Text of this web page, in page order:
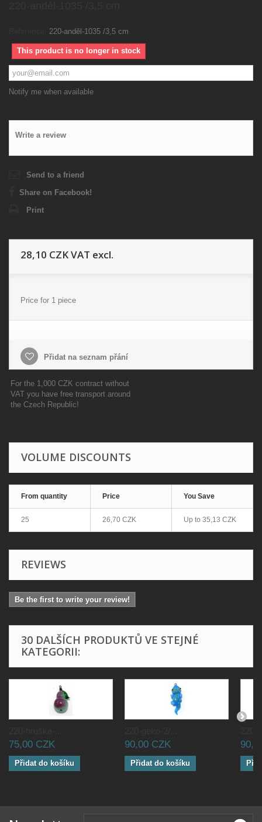
220-anděl-1035 /3,5 cm
This product is no longer in stock
Notify me when available
Write a review
Send to a friend
Share on Facebook!
Print
28,10 CZKVAT excl.
Price for 1 piece
Přidat na seznam přání
For the 1,000 CZK contract without
VAT you have free transport around
the Czech Republic!
VOLUME DISCOUNTS
From quantity Price You Save
25 26,70 CZK Up to 35,13 CZK
REVIEWS
Be the first to write your review!
30 DALŠÍCH PRODUKTŮ VE STEJNÉ
KATEGORII:
75,00 CZK
Přidat do košíku
90,00 CZK
Přidat do košíku